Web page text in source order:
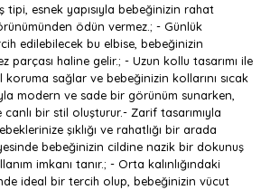
tipi, esnek yapısıyla bebeğinizin rahat
ödün vermez.; - Günlük
edilebilecek bu elbise, bebeğinizin
parçası haline gelir.; - Uzun kollu tasarımı ile
sağlar ve bebeğinizin kollarını sıcak
modern ve sade bir görünüm sunarken,
bir stil oluşturur.- Zarif tasarımıyla
şıklığı ve rahatlığı bir arada
bebeğinizin cildine nazik bir dokunuş
imkanı tanır.; - Orta kalınlığındaki
ideal bir tercih olup, bebeğinizin vücut